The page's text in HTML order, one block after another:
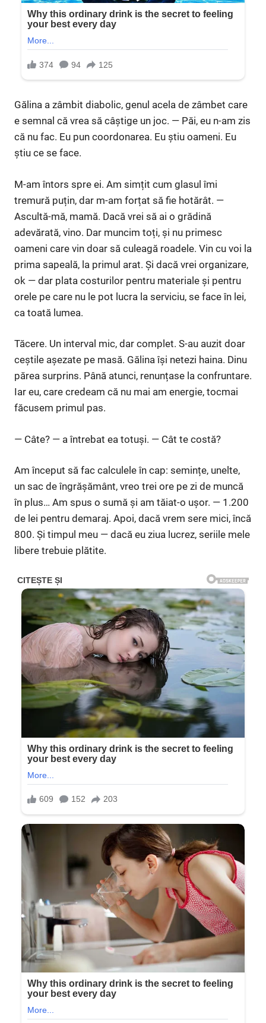
Gălina a zâmbit diabolic, genul acela de zâmbet care
e semnal că vrea să câștige un joc. — Păi, eu n-am zis
că nu fac. Eu pun coordonarea. Eu știu oameni. Eu
știu ce se face.
M-am întors spre ei. Am simțit cum glasul îmi
tremură puțin, dar m-am forțat să fie hotărât. —
Ascultă-mă, mamă. Dacă vrei să ai o grădină
adevărată, vino. Dar muncim toți, și nu primesc
oameni care vin doar să culeagă roadele. Vin cu voi la
prima sapeală, la primul arat. Și dacă vrei organizare,
ok — dar plata costurilor pentru materiale și pentru
orele pe care nu le pot lucra la serviciu, se face în lei,
ca toată lumea.
Tăcere. Un interval mic, dar complet. S-au auzit doar
ceștile așezate pe masă. Gălina își netezi haina. Dinu
părea surprins. Până atunci, renunțase la confruntare.
Iar eu, care credeam că nu mai am energie, tocmai
făcusem primul pas.
— Câte? — a întrebat ea totuși. — Cât te costă?
Am început să fac calculele în cap: semințe, unelte,
un sac de îngrășământ, vreo trei ore pe zi de muncă
în plus… Am spus o sumă și am tăiat-o ușor. — 1.200
de lei pentru demaraj. Apoi, dacă vrem sere mici, încă
800. Și timpul meu — dacă eu ziua lucrez, seriile mele
libere trebuie plătite.